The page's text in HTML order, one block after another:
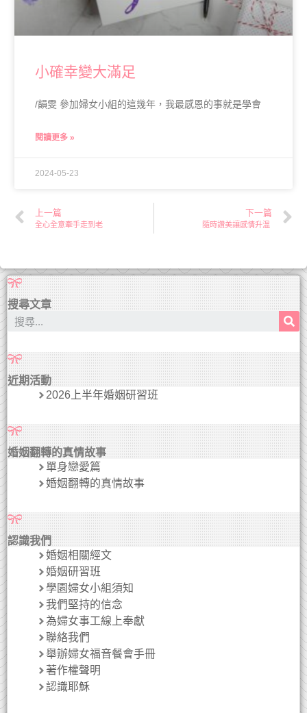
小確幸變大滿足
/韻雯 參加婦女小組的這幾年，我最感恩的事就是學會
閱讀更多 »
2024-05-23
上一篇
全心全意牽手走到老
下一篇
隨時讚美讓感情升溫
搜尋文章
近期活動
2026上半年婚姻研習班
婚姻翻轉的真情故事
單身戀愛篇
婚姻翻轉的真情故事
認識我們
婚姻相關經文
婚姻研習班
學園婦女小組須知
我們堅持的信念
為婦女事工線上奉獻
聯絡我們
舉辦婦女福音餐會手冊
著作權聲明
認識耶穌